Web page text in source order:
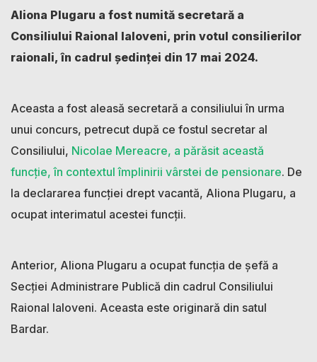
Aliona Plugaru a fost numită secretară a
Consiliului Raional Ialoveni, prin votul consilierilor
raionali, în cadrul ședinței din 17 mai 2024.
Aceasta a fost aleasă secretară a consiliului în urma
unui concurs, petrecut după ce fostul secretar al
Consiliului, Nicolae Mereacre, a părăsit această
funcție, în contextul împlinirii vârstei de pensionare. De
la declararea funcției drept vacantă, Aliona Plugaru, a
ocupat interimatul acestei funcții.
Anterior, Aliona Plugaru a ocupat funcția de șefă a
Secției Administrare Publică din cadrul Consiliului
Raional Ialoveni. Aceasta este originară din satul
Bardar.